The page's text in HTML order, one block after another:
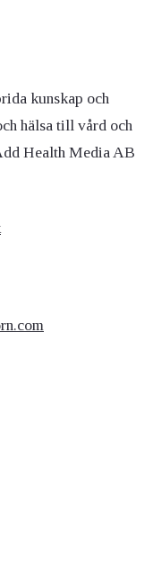
kunskap och
hälsa till vård och
Health Media AB